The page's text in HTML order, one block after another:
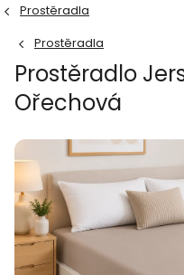
Prostěradla
Prostěradla
Prostěradlo
Ořechová